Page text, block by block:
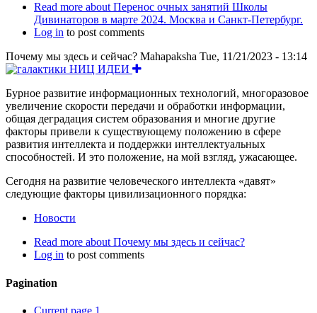
Read more about Перенос очных занятий Школы
Дивинаторов в марте 2024. Москва и Санкт-Петербург.
Log in to post comments
Почему мы здесь и сейчас? Mahapaksha Tue, 11/21/2023 - 13:14
Бурное развитие информационных технологий, многоразовое
увеличение скорости передачи и обработки информации,
общая деградация систем образования и многие другие
факторы привели к существующему положению в сфере
развития интеллекта и поддержки интеллектуальных
способностей. И это положение, на мой взгляд, ужасающее.
Сегодня на развитие человеческого интеллекта «давят»
следующие факторы цивилизационного порядка:
Новости
Read more about Почему мы здесь и сейчас?
Log in to post comments
Pagination
Current page 1